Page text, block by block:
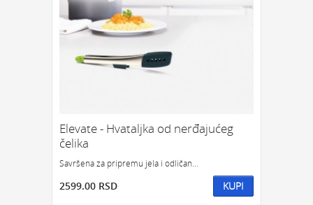
Elevate - Hvataljka od nerđajućeg
čelika
Savršena za pripremu jela i odličan...
2599.00 RSD KUPI